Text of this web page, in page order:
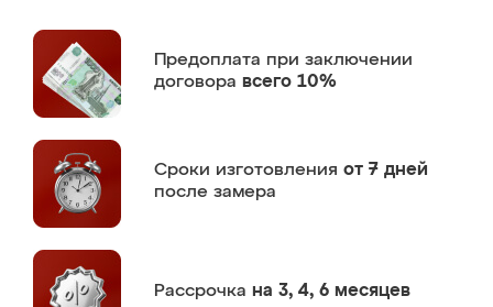
Предоплата при заключении
договора всего 10%
Сроки изготовления от 7 дней
после замера
Рассрочка на 3, 4, 6 месяцев